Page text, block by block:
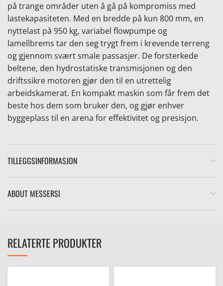
på trange områder uten å gå på kompromiss med
lastekapasiteten. Med en bredde på kun 800 mm, en
nyttelast på 950 kg, variabel flowpumpe og
lamellbrems tar den seg trygt frem i krevende terreng
og gjennom svært smale passasjer. De forsterkede
beltene, den hydrostatiske transmisjonen og den
driftssikre motoren gjør den til en utrettelig
arbeidskamerat. En kompakt maskin som får frem det
beste hos dem som bruker den, og gjør enhver
byggeplass til en arena for effektivitet og presisjon.
TILLEGGSINFORMASJON
ABOUT MESSERSI
RELATERTE PRODUKTER